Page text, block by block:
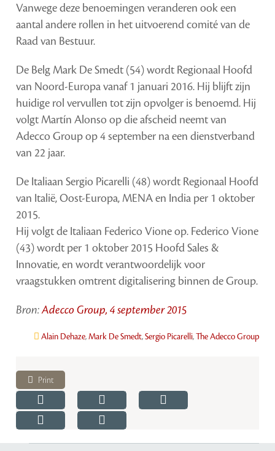
Vanwege deze benoemingen veranderen ook een
aantal andere rollen in het uitvoerend comité van de
Raad van Bestuur.
De Belg Mark De Smedt (54) wordt Regionaal Hoofd
van Noord-Europa vanaf 1 januari 2016. Hij blijft zijn
huidige rol vervullen tot zijn opvolger is benoemd. Hij
volgt Martín Alonso op die afscheid neemt van
Adecco Group op 4 september na een dienstverband
van 22 jaar.
De Italiaan Sergio Picarelli (48) wordt Regionaal Hoofd
van Italië, Oost-Europa, MENA en India per 1 oktober
2015.
Hij volgt de Italiaan Federico Vione op. Federico Vione
(43) wordt per 1 oktober 2015 Hoofd Sales &
Innovatie, en wordt verantwoordelijk voor
vraagstukken omtrent digitalisering binnen de Group.
Bron:Adecco Group, 4 september 2015
Alain Dehaze,Mark De Smedt,Sergio Picarelli,The Adecco Group
Print